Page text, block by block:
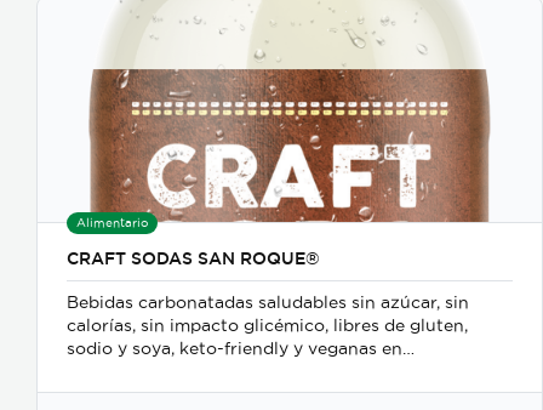
Alimentario
CRAFT SODAS SAN ROQUE®
Bebidas carbonatadas saludables sin azúcar, sin
calorías, sin impacto glicémico, libres de gluten,
sodio y soya, keto-friendly y veganas en
en PET.